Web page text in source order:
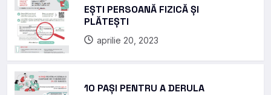
EȘTI PERSOANĂ FIZICĂ ȘI
PLĂTEȘTI
aprilie 20, 2023
10 PAȘI PENTRU A DERULA